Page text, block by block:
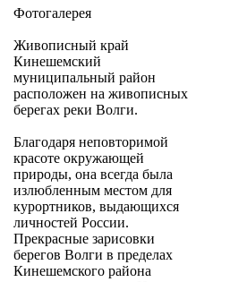
Фотогалерея
Живописный край
Кинешемский
муниципальный район
расположен на живописных
берегах реки Волги.
Благодаря неповторимой
красоте окружающей
природы, она всегда была
излюбленным местом для
курортников, выдающихся
личностей России.
Прекрасные зарисовки
берегов Волги в пределах
Кинешемского района